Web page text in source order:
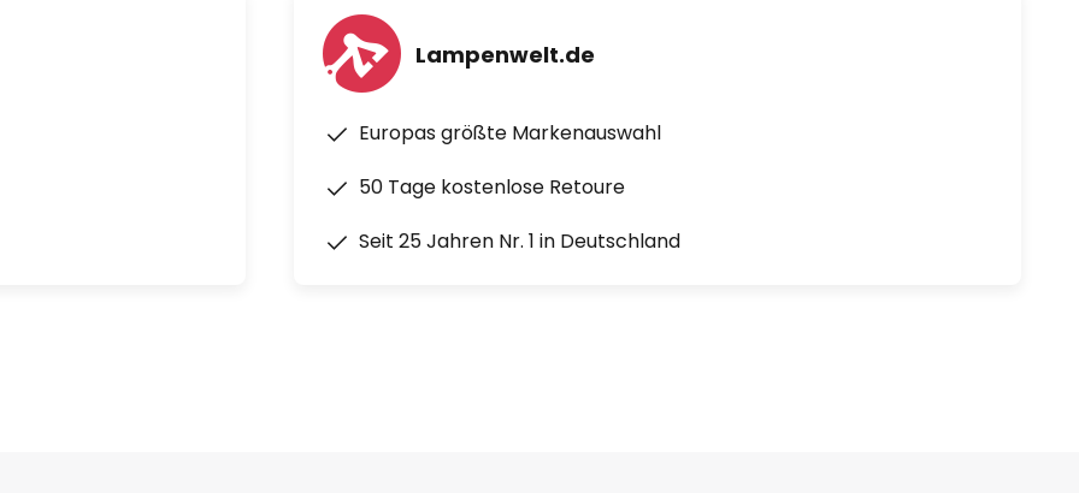
Lampenwelt.de
Europas größte Markenauswahl
50 Tage kostenlose Retoure
Seit 25 Jahren Nr. 1 in Deutschland